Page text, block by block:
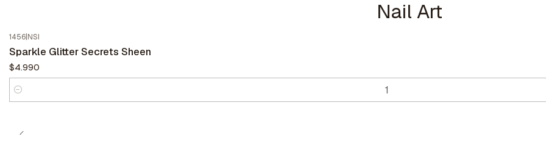
Nail Art
1456 NSI
Sparkle Glitter Secrets Sheen
$4.990
Cantidad